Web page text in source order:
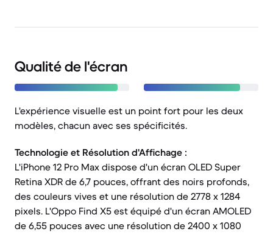
Qualité de l'écran
L'expérience visuelle est un point fort pour les deux
modèles, chacun avec ses spécificités.
Technologie et Résolution d'Affichage :
L'iPhone 12 Pro Max dispose d'un écran OLED Super
Retina XDR de 6,7 pouces, offrant des noirs profonds,
des couleurs vives et une résolution de 2778 x 1284
pixels. L'Oppo Find X5 est équipé d'un écran AMOLED
de 6,55 pouces avec une résolution de 2400 x 1080